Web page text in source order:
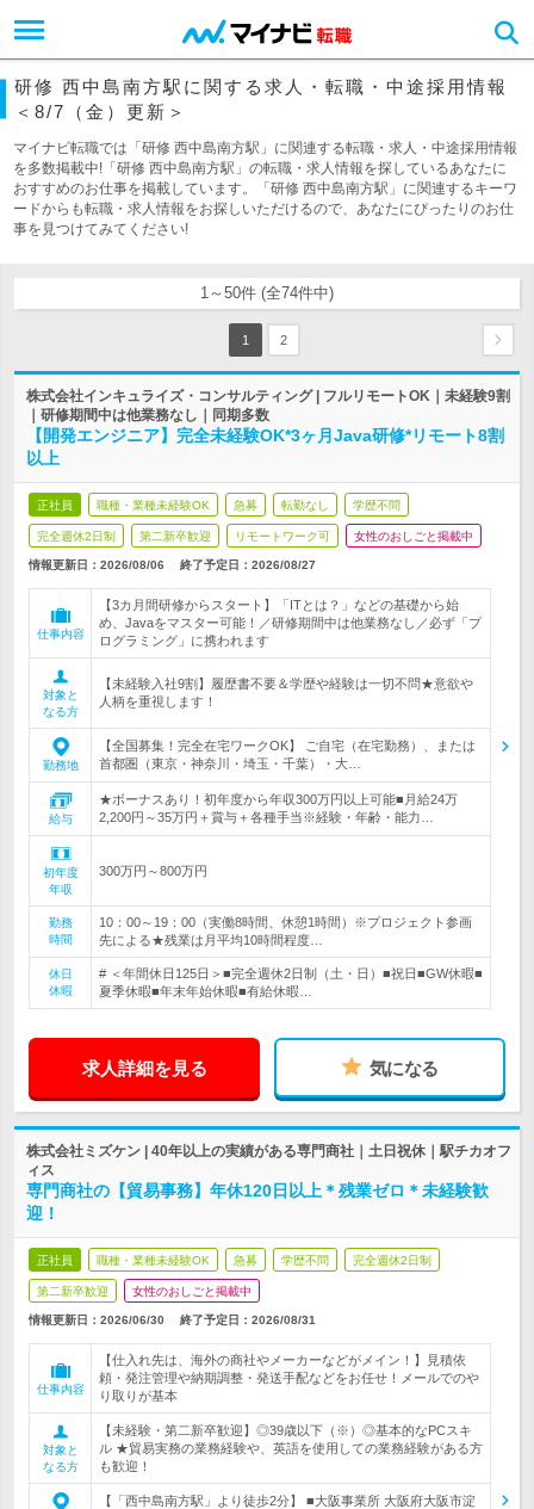
研修 西中島南方駅に関する求人・転職・中途採用情報
＜8/7（金）更新＞
マイナビ転職では「研修 西中島南方駅」に関連する転職・求人・中途採用情報
を多数掲載中!「研修 西中島南方駅」の転職・求人情報を探しているあなたに
おすすめのお仕事を掲載しています。「研修 西中島南方駅」に関連するキーワ
ードからも転職・求人情報をお探しいただけるので、あなたにぴったりのお仕
事を見つけてみてください!
1～50件 (全74件中)
1 2
株式会社インキュライズ・コンサルティング | フルリモートOK｜未経験9割
｜研修期間中は他業務なし｜同期多数
【開発エンジニア】完全未経験OK*3ヶ月Java研修*リモート8割
以上
正社員 職種・業種未経験OK 急募 転勤なし 学歴不問
完全週休2日制 第二新卒歓迎 リモートワーク可 女性のおしごと掲載中
情報更新日：2026/08/06 終了予定日： 2026/08/27
仕事内容
【3カ月間研修からスタート】「ITとは？」などの基礎から始
め、Javaをマスター可能！／研修期間中は他業務なし／必ず「プ
ログラミング」に携われます
対象と
なる方
【未経験入社9割】履歴書不要＆学歴や経験は一切不問★意欲や
人柄を重視します！
勤務地
【全国募集！完全在宅ワークOK】 ご自宅（在宅勤務）、または
首都圏（東京・神奈川・埼玉・千葉）・大…
給与
★ボーナスあり！初年度から年収300万円以上可能■月給24万
2,200円～35万円＋賞与＋各種手当※経験・年齢・能力…
初年度
年収
300万円～800万円
勤務
時間
10：00～19：00（実働8時間、休憩1時間）※プロジェクト参画
先による★残業は月平均10時間程度…
休日
休暇
# ＜年間休日125日＞■完全週休2日制（土・日）■祝日■GW休暇■
夏季休暇■年末年始休暇■有給休暇…
求人詳細を見る 気になる
株式会社ミズケン | 40年以上の実績がある専門商社｜土日祝休｜駅チカオフ
ィス
専門商社の【貿易事務】年休120日以上＊残業ゼロ＊未経験歓
迎！
正社員 職種・業種未経験OK 急募 学歴不問 完全週休2日制
第二新卒歓迎 女性のおしごと掲載中
情報更新日：2026/06/30 終了予定日： 2026/08/31
仕事内容
【仕入れ先は、海外の商社やメーカーなどがメイン！】見積依
頼・発注管理や納期調整・発送手配などをお任せ！メールでのや
り取りが基本
対象と
なる方
【未経験・第二新卒歓迎】◎39歳以下（※）◎基本的なPCスキ
ル ★貿易実務の業務経験や、英語を使用しての業務経験がある方
も歓迎！
【「西中島南方駅」より徒歩2分】 ■大阪事業所 大阪府大阪市淀